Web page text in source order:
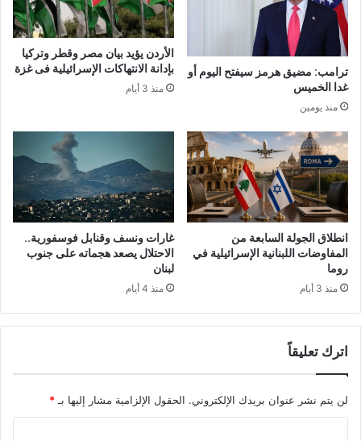
ترامب: مضيق هرمز سيفتح اليوم أو
غدا الخميس
منذ يومين
الأردن يؤيد بيان مصر وقطر وتركيا
بإدانة الانتهاكات الإسرائيلية فى غزة
منذ 3 أيام
انطلاق الجولة السابعة من
المفاوضات اللبنانية الإسرائيلية في
روما
منذ 3 أيام
غارات ونسف وقنابل فوسفورية..
الاحتلال يصعد هجماته على جنوب
لبنان
منذ 4 أيام
اترك تعليقاً
لن يتم نشر عنوان بريدك الإلكتروني. الحقول الإلزامية مشار إليها بـ *